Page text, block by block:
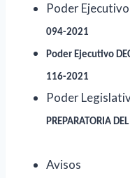
Poder Ejecutivo
094-2021
Poder Ejecutivo
116-2021
Poder
PREPARATORIA
Avisos